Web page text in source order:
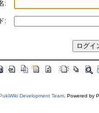
:
:
Development Team. Powered by